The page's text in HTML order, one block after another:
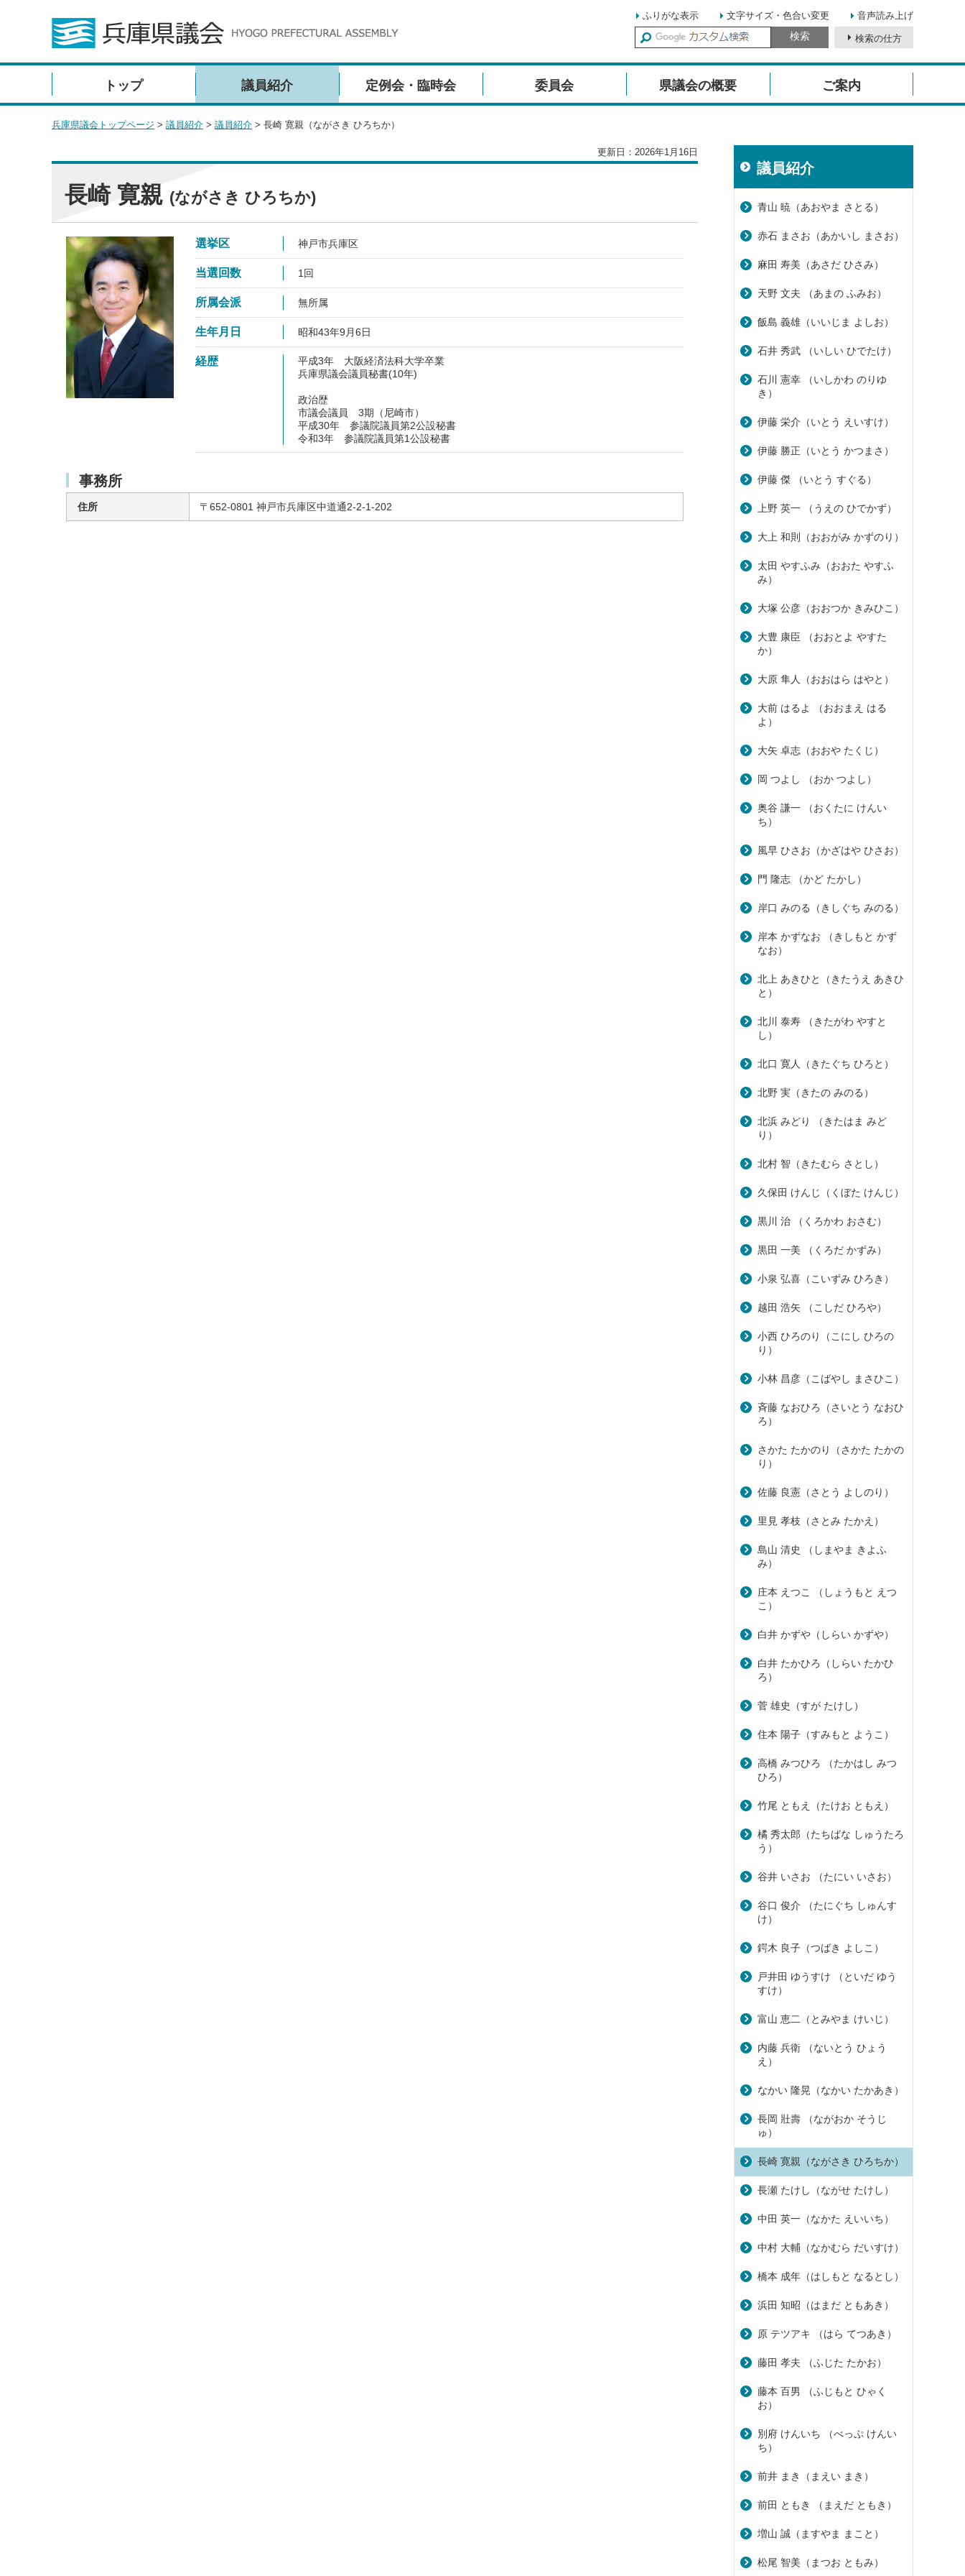
ふりがな表示 文字サイズ・色合い変更 音声読み上げ
検
検索の仕方
トップ 議員紹介 定例会・臨時会 委員会 県議会の概要 ご案内
兵庫県議会トップページ > 議員紹介 > 議員紹介 > 長崎 寛親（ながさき ひろちか）
更新日：2026年1月16日
長崎 寛親 (ながさき ひろちか)
選挙区 神戸市兵庫区
当選回数 1回
所属会派 無所属
生年月日 昭和43年9月6日
経歴
平成3年 大阪経済法科大学卒業
兵庫県議会議員秘書(10年)
政治歴
市議会議員 3期（尼崎市）
平成30年 参議院議員第2公設秘書
令和3年 参議院議員第1公設秘書
事務所
住所 〒652-0801 神戸市兵庫区中道通2-2-1-202
議員紹介
青山 暁（あおやま さとる）
赤石 まさお（あかいし まさお）
麻田 寿美（あさだ ひさみ）
天野 文夫 （あまの ふみお）
飯島 義雄（いいじま よしお）
石井 秀武 （いしい ひでたけ）
石川 憲幸 （いしかわ のりゆ
き）
伊藤 栄介（いとう えいすけ）
伊藤 勝正（いとう かつまさ）
伊藤 傑 （いとう すぐる）
上野 英一 （うえの ひでかず）
大上 和則（おおがみ かずのり）
太田 やすふみ（おおた やすふ
み）
大塚 公彦（おおつか きみひこ）
大豊 康臣 （おおとよ やすた
か）
大原 隼人（おおはら はやと）
大前 はるよ （おおまえ はる
よ）
大矢 卓志（おおや たくじ）
岡 つよし （おか つよし）
奥谷 謙一 （おくたに けんい
ち）
風早 ひさお（かざはや ひさお）
門 隆志 （かど たかし）
岸口 みのる（きしぐち みのる）
岸本 かずなお （きしもと かず
なお）
北上 あきひと（きたうえ あきひ
と）
北川 泰寿 （きたがわ やすと
し）
北口 寛人（きたぐち ひろと）
北野 実（きたの みのる）
北浜 みどり （きたはま みど
り）
北村 智（きたむら さとし）
久保田 けんじ（くぼた けんじ）
黒川 治 （くろかわ おさむ）
黒田 一美 （くろだ かずみ）
小泉 弘喜（こいずみ ひろき）
越田 浩矢 （こしだ ひろや）
小西 ひろのり（こにし ひろの
り）
小林 昌彦（こばやし まさひこ）
斉藤 なおひろ（さいとう なおひ
ろ）
さかた たかのり（さかた たかの
り）
佐藤 良憲（さとう よしのり）
里見 孝枝（さとみ たかえ）
島山 清史 （しまやま きよふ
み）
庄本 えつこ （しょうもと えつ
こ）
白井 かずや（しらい かずや）
白井 たかひろ（しらい たかひ
ろ）
菅 雄史（すが たけし）
住本 陽子（すみもと ようこ）
高橋 みつひろ （たかはし みつ
ひろ）
竹尾 ともえ（たけお ともえ）
橘 秀太郎（たちばな しゅうたろ
う）
谷井 いさお （たにい いさお）
谷口 俊介 （たにぐち しゅんす
け）
鍔木 良子（つばき よしこ）
戸井田 ゆうすけ （といだ ゆう
すけ）
富山 恵二（とみやま けいじ）
内藤 兵衛 （ないとう ひょう
え）
なかい 隆晃（なかい たかあき）
長岡 壯壽 （ながおか そうじ
ゅ）
長崎 寛親（ながさき ひろちか）
長瀬 たけし（ながせ たけし）
中田 英一（なかた えいいち）
中村 大輔（なかむら だいすけ）
橋本 成年（はしもと なるとし）
浜田 知昭（はまだ ともあき）
原 テツアキ （はら てつあき）
藤田 孝夫 （ふじた たかお）
藤本 百男 （ふじもと ひゃく
お）
別府 けんいち （べっぷ けんい
ち）
前井 まき（まえい まき）
前田 ともき （まえだ ともき）
増山 誠（ますやま まこと）
松尾 智美（まつお ともみ）